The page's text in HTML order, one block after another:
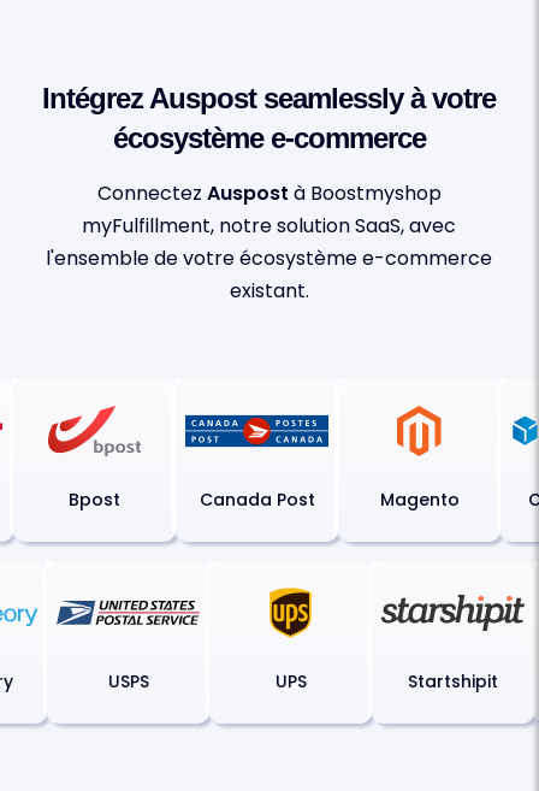
Intégrez Auspost seamlessly à votre
écosystème e-commerce
Connectez Auspost à Boostmyshop
myFulfillment, notre solution SaaS, avec
l'ensemble de votre écosystème e-commerce
existant.
Bpost Canada Post Magento
USPS UPS Startshipit